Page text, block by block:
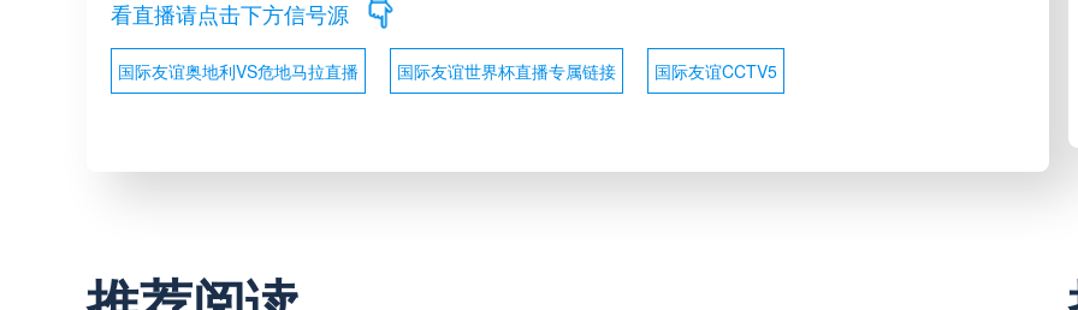
看直播请点击下方信号源
国际友谊奥地利VS危地马拉直播 国际友谊世界杯直播专属链接 国际友谊CCTV5